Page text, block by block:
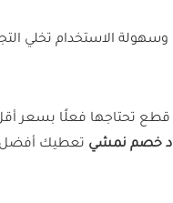
وسهولة الاستخدام تخلي
تحتاجها فعلًا بسعر
خصم نمشي تعطيك أفضل